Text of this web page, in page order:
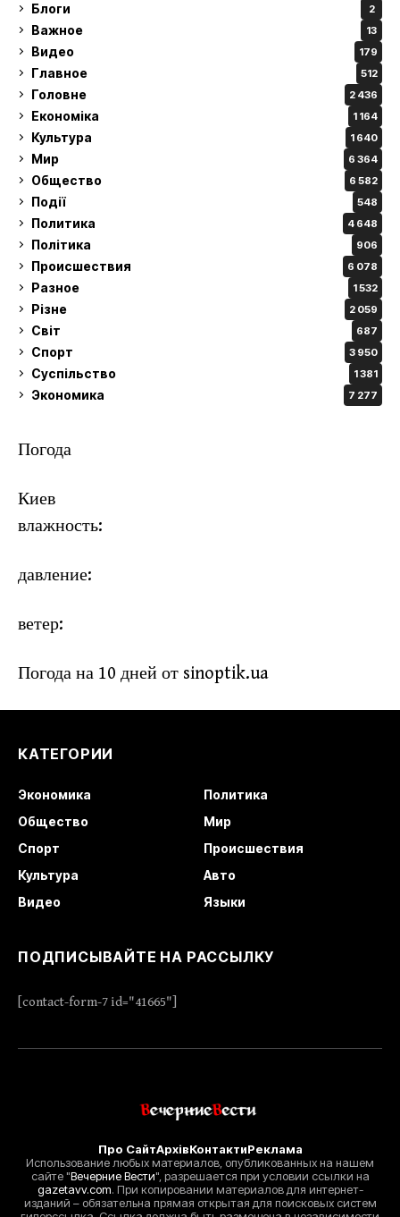
Блоги 2
Важное 13
Видео 179
Главное 512
Головне 2 436
Економіка 1 164
Культура 1 640
Мир 6 364
Общество 6 582
Події 548
Политика 4 648
Політика 906
Происшествия 6 078
Разное 1 532
Різне 2 059
Світ 687
Спорт 3 950
Суспільство 1 381
Экономика 7 277
Погода
Киев
влажность:
давление:
ветер:
Погода на 10 дней от sinoptik.ua
КАТЕГОРИИ
Экономика
Политика
Общество
Мир
Спорт
Происшествия
Культура
Авто
Видео
Языки
ПОДПИСЫВАЙТЕ НА РАССЫЛКУ
[contact-form-7 id="41665"]
Про СайтАрхівКонтактиРеклама
Использование любых материалов, опубликованных на нашем
сайте "Вечерние Вести", разрешается при условии ссылки на
gazetavv.com. При копировании материалов для интернет-
изданий – обязательна прямая открытая для поисковых систем